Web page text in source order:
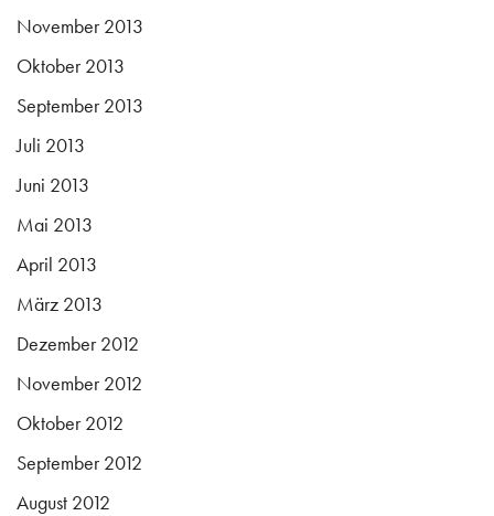
November 2013
Oktober 2013
September 2013
Juli 2013
Juni 2013
Mai 2013
April 2013
März 2013
Dezember 2012
November 2012
Oktober 2012
September 2012
August 2012